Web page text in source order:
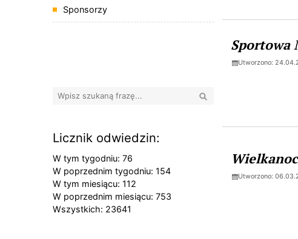
Sponsorzy
Wyszukaj
Licznik odwiedzin:
W tym tygodniu: 76
W poprzednim tygodniu: 154
W tym miesiącu: 112
W poprzednim miesiącu: 753
Wszystkich: 23641
Sportowa
Utworzono:
Utworzono: